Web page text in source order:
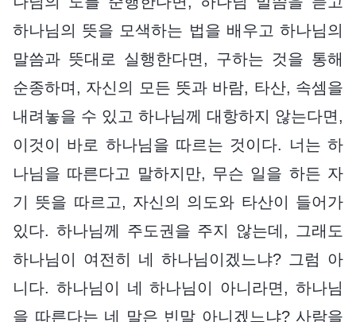
하나님의 뜻을 모색하는 법을 배우고 하나님의
말씀과 뜻대로 실행한다면, 구하는 것을 통해
순종하며, 자신의 모든 뜻과 바람, 타산, 속셈을
내려놓을 수 있고 하나님께 대항하지 않는다면,
이것이 바로 하나님을 따르는 것이다. 너는 하
나님을 따른다고 말하지만, 무슨 일을 하든 자
기 뜻을 따르고, 자신의 의도와 타산이 들어가
있다. 하나님께 주도권을 주지 않는데, 그래도
하나님이 여전히 네 하나님이겠느냐? 그럼 아
니다. 하나님이 네 하나님이 아니라면, 하나님
을 따른다는 네 말은 빈말 아니겠느냐? 사람을